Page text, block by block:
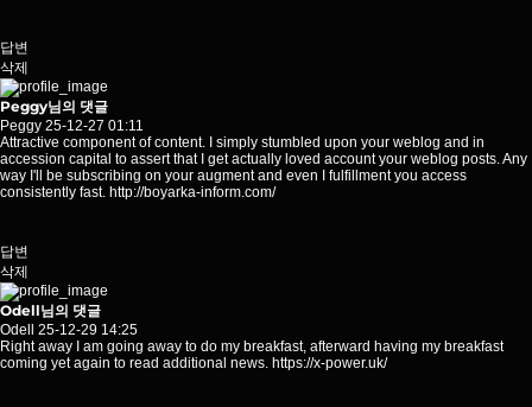
답변
삭제
Peggy님의 댓글
Peggy 25-12-27 01:11
Attractive component of content. I simply stumbled upon your weblog and in
accession capital to assert that I get actually loved account your weblog posts. Any
way I'll be subscribing on your augment and even I fulfillment you access
consistently fast. http://boyarka-inform.com/
답변
삭제
Odell님의 댓글
Odell
25-12-29 14:25
Right away I am going away to do my breakfast, afterward having my breakfast
coming yet again to read additional news. https://x-power.uk/